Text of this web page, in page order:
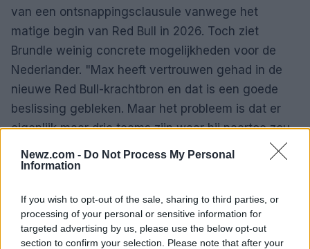
Newz.com - Do Not Process My Personal
Information
If you wish to opt-out of the sale, sharing to third parties, or
processing of your personal or sensitive information for
targeted advertising by us, please use the below opt-out
section to confirm your selection. Please note that after your
van een ontsnappingsclausule vanwege het
matige begin van Red Bull in 2026. Toch ziet
Brundle weinig concrete mogelijkheden voor de
Nederlander.
Max heeft vertrouwen gehad in de
nieuwe Red Bull-krachtbron en dat is een goede
beslissing gebleken. Maar het probleem is dat er
eigenlijk maar drie teams zijn waar hij naartoe zou
kunnen: Ferrari, McLaren en Mercedes. En die lijken
allemaal voor minstens 2027, en waarschijnlijk zelfs
coureurs .
Mercedes lijkt door te willen met
George Russell